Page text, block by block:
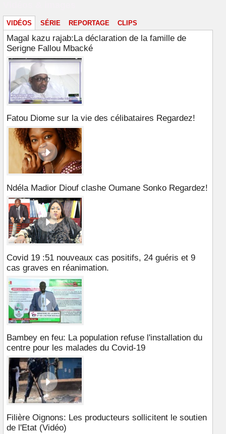
VIDÉOS SÉRIE REPORTAGE CLIPS
Magal kazu rajab:La déclaration de la famille de
Serigne Fallou Mbacké
Fatou Diome sur la vie des célibataires Regardez!
Ndéla Madior Diouf clashe Oumane Sonko Regardez!
Covid 19 :51 nouveaux cas positifs, 24 guéris et 9
cas graves en réanimation.
Bambey en feu: La population refuse l'installation du
centre pour les malades du Covid-19
Filière Oignons: Les producteurs sollicitent le soutien
de l'Etat (Vidéo)